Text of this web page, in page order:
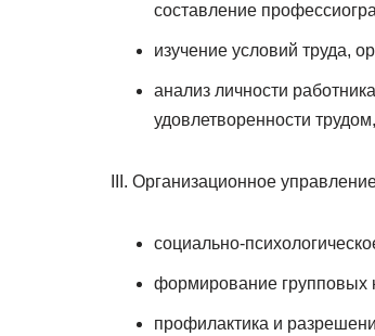
составление
изучение условий труда,
анализ личности
удовлетворенности
Организационное
социально-
формирование групповых
профилактика и